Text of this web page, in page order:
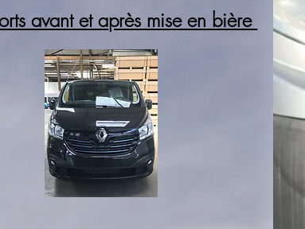
avant et après mise en bière